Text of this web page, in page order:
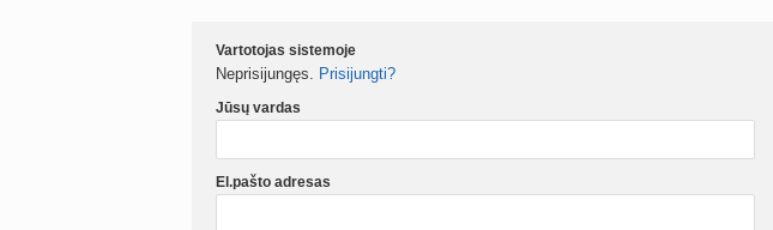
Vartotojas sistemoje
Neprisijungęs. Prisijungti?
Jūsų vardas
El.pašto adresas